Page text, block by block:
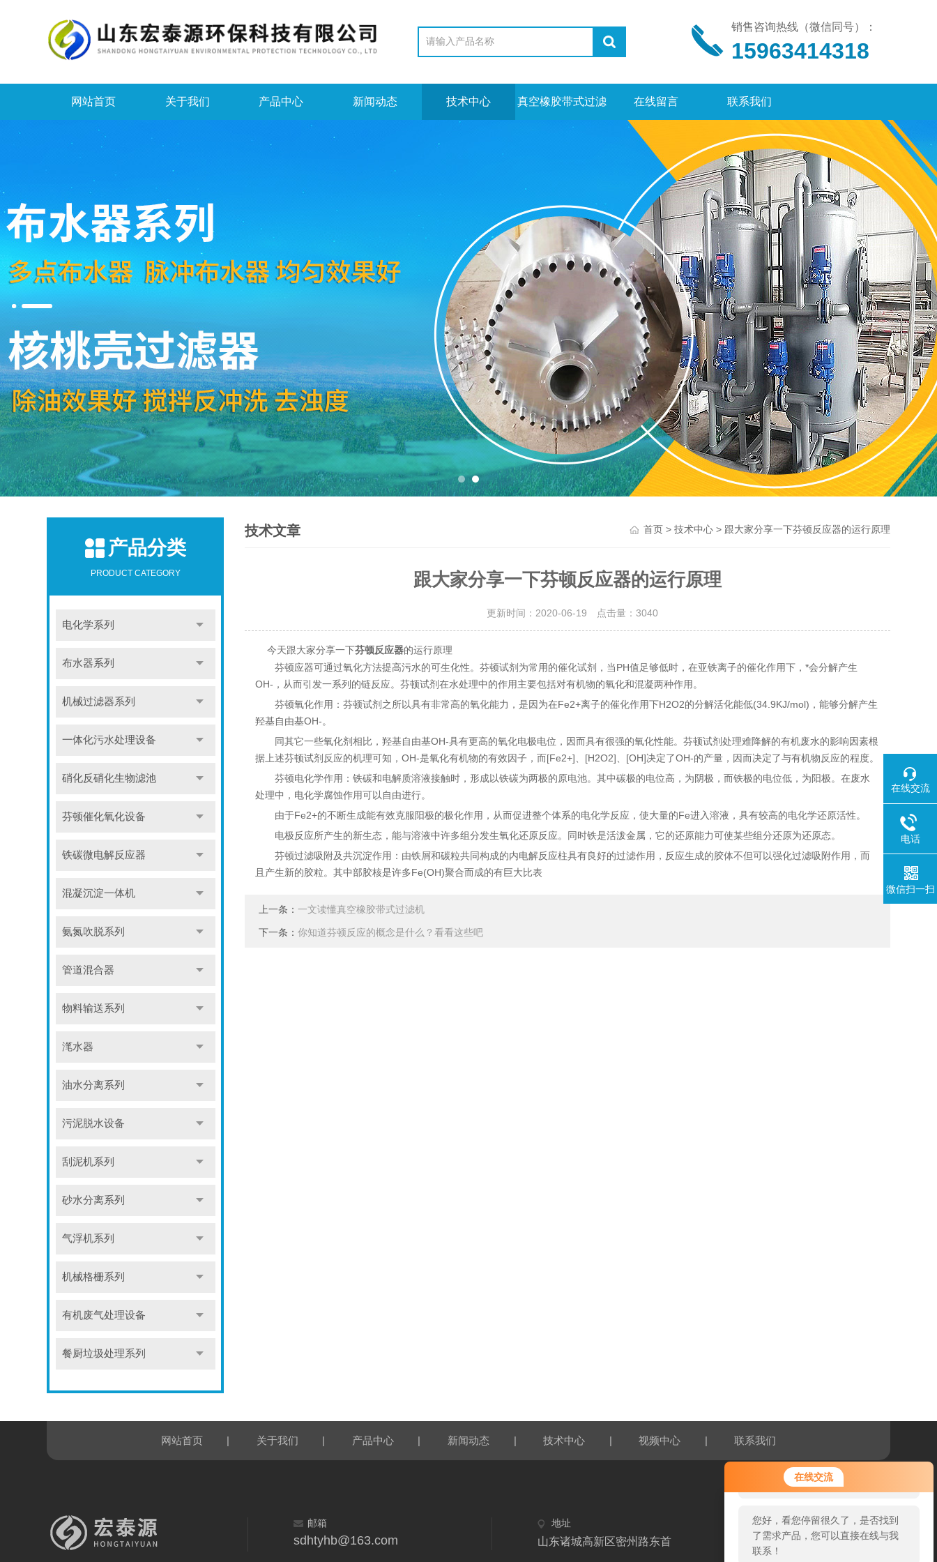
在线交流
您好！欢迎前来咨询，很高兴为您
服务，请问您要咨询什么问题呢？
您好，看您停留很久了，是否找到
了需求产品，您可以直接在线与我
联系！
销售咨询热线（微信同号）：
15963414318
网站首页 关于我们 产品中心 新闻动态 技术中心 真空橡胶带式过滤 在线留言 联系我们
产品分类
PRODUCT CATEGORY
电化学系列
布水器系列
机械过滤器系列
一体化污水处理设备
硝化反硝化生物滤池
芬顿催化氧化设备
铁碳微电解反应器
混凝沉淀一体机
氨氮吹脱系列
管道混合器
物料输送系列
滗水器
油水分离系列
污泥脱水设备
刮泥机系列
砂水分离系列
气浮机系列
机械格栅系列
有机废气处理设备
餐厨垃圾处理系列
技术文章 首页> 技术中心> 跟大家分享一下芬顿反应器的运行原理
跟大家分享一下芬顿反应器的运行原理
更新时间：2020-06-19 点击量：3040
今天跟大家分享一下芬顿反应器的运行原理
芬顿应器可通过氧化方法提高污水的可生化性。芬顿试剂为常用的催化试剂，当PH值足够低时，在亚铁离子的催化作用下，*会分解产生
OH-，从而引发一系列的链反应。芬顿试剂在水处理中的作用主要包括对有机物的氧化和混凝两种作用。
芬顿氧化作用：芬顿试剂之所以具有非常高的氧化能力，是因为在Fe2+离子的催化作用下H2O2的分解活化能低(34.9KJ/mol)，能够分解产生
羟基自由基OH-。
同其它一些氧化剂相比，羟基自由基OH-具有更高的氧化电极电位，因而具有很强的氧化性能。芬顿试剂处理难降解的有机废水的影响因素根
据上述芬顿试剂反应的机理可知，OH-是氧化有机物的有效因子，而[Fe2+]、[H2O2]、[OH]决定了OH-的产量，因而决定了与有机物反应的程度。
芬顿电化学作用：铁碳和电解质溶液接触时，形成以铁碳为两极的原电池。其中碳极的电位高，为阴极，而铁极的电位低，为阳极。在废水
处理中，电化学腐蚀作用可以自由进行。
由于Fe2+的不断生成能有效克服阳极的极化作用，从而促进整个体系的电化学反应，使大量的Fe进入溶液，具有较高的电化学还原活性。
电极反应所产生的新生态，能与溶液中许多组分发生氧化还原反应。同时铁是活泼金属，它的还原能力可使某些组分还原为还原态。
芬顿过滤吸附及共沉淀作用：由铁屑和碳粒共同构成的内电解反应柱具有良好的过滤作用，反应生成的胶体不但可以强化过滤吸附作用，而
且产生新的胶粒。其中部胶核是许多Fe(OH)聚合而成的有巨大比表
上一条：一文读懂真空橡胶带式过滤机
下一条：你知道芬顿反应的概念是什么？看看这些吧
网站首页 | 关于我们 | 产品中心 | 新闻动态 | 技术中心 | 视频中心 | 联系我们
邮箱
sdhtyhb@163.com
地址
山东诸城高新区密州路东首
在线交流
电话
微信扫一扫